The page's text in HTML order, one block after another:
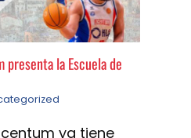
presenta la Escuela de
ya tiene